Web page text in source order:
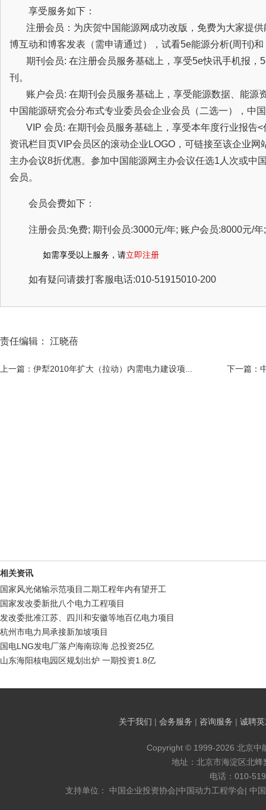
享受服务如下：
注册会员：为庆贺中国能源网成功改版，免费为大家提供
博互动和博客发表（需申请通过），试看5e能源分析(周刊)
期刊会员: 在注册会员服务基础上，享受5e快讯手机报，
刊。
账户会员: 在期刊会员服务基础上，享受能源数据、能源
中国能源研究会分布式专业委员会企业会员（二选一），中
VIP 会员: 在期刊会员服务基础上，享受本年度行业报告<
资讯栏目页VIP会员区的滚动企业LOGO，可链接至该企业
主办会议8折优惠。参加中国能源网主办会议任选1人次或中
会员。
会员会费如下：
注册会员:免费; 期刊会员:3000元/年; 账户会员:8000元/
如需享受以上服务，请立即注册
如有疑问请拨打客服电话:010-51915010-200
责任编辑： 江晓蓓
上一篇：伊犁2010年扩大（拉动）内需电力建设项... 下一篇：
相关资讯
国家风光储输示范项目二期工程年内有望开工
国家发改委新批八个电力工程项目
发改委批准江苏、四川和安徽等地百亿电力项目
杭州市电力局承接新加坡项目
国电LNG发电厂落户海南琼海 总投资25亿
山东海阳核电园区规划出炉 一期投资1.8亿
关于我们 | 会务服务 | 咨询服务 | 诚聘
Copyright © 1999-2026 北京中
地址：北京市海淀区北
电话：010-
支持单位： 中国企业投资协会|中国动力工程学会| 中